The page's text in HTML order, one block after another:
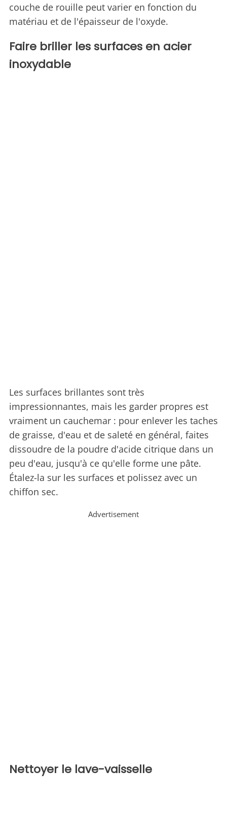
couche de rouille peut varier en fonction du
matériau et de l'épaisseur de l'oxyde.
Faire briller les surfaces en acier
inoxydable
Les surfaces brillantes sont très
impressionnantes, mais les garder propres est
vraiment un cauchemar : pour enlever les taches
de graisse, d'eau et de saleté en général, faites
dissoudre de la poudre d'acide citrique dans un
peu d'eau, jusqu'à ce qu'elle forme une pâte.
Étalez-la sur les surfaces et polissez avec un
chiffon sec.
Advertisement
Nettoyer le lave-vaisselle